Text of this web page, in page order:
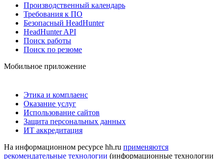
Производственный календарь
Требования к ПО
Безопасный HeadHunter
HeadHunter API
Поиск работы
Поиск по резюме
Мобильное приложение
Этика и комплаенс
Оказание услуг
Использование сайтов
Защита персональных данных
ИТ аккредитация
На информационном ресурсе hh.ru применяются
рекомендательные технологии (информационные технологии